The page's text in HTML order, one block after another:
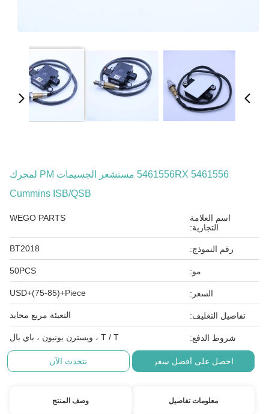
5461556 5461556RX مستشعر الجسيمات PM لمحرك
Cummins ISB/QSB
اسم العلامة
التجارية:
WEGO PARTS
رقم النموذج: BT2018
مو: 50PCS
السعر: USD+(75-85)+Piece
تفاصيل التغليف: التعبئة مربع محايد
شروط الدفع: T / T ، ويسترن يونيون ، باي بال
احصل على أفضل سعر نتحدث الآن
معلومات تفاصيل وصف المنتج